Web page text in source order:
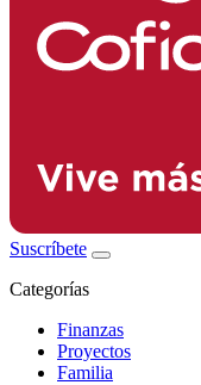
Suscríbete
Categorías
Finanzas
Proyectos
Familia